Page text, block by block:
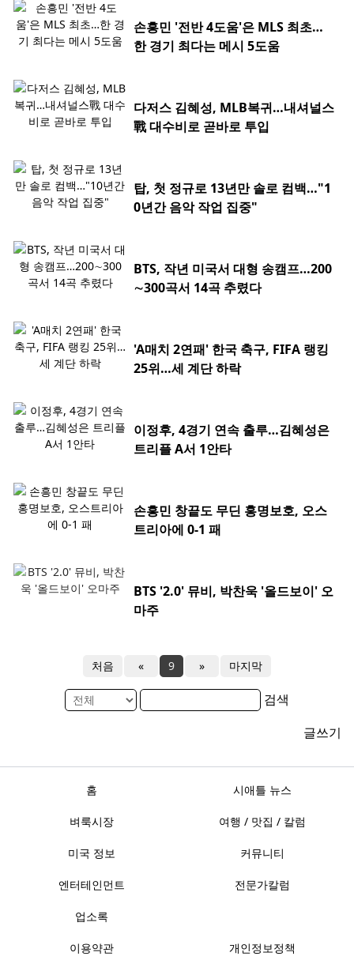
손흥민 '전반 4도움'은 MLS 최초…
한 경기 최다는 메시 5도움
다저스 김혜성, MLB복귀…내셔널스
戰 대수비로 곧바로 투입
탑, 첫 정규로 13년만 솔로 컴백…"1
0년간 음악 작업 집중"
BTS, 작년 미국서 대형 송캠프…200
∼300곡서 14곡 추렸다
'A매치 2연패' 한국 축구, FIFA 랭킹
25위…세 계단 하락
이정후, 4경기 연속 출루…김혜성은
트리플 A서 1안타
손흥민 창끝도 무딘 홍명보호, 오스
트리아에 0-1 패
BTS '2.0' 뮤비, 박찬욱 '올드보이' 오
마주
처음 « 9 » 마지막
검색
글쓰기
홈 시애틀 뉴스
벼룩시장 여행 / 맛집 / 칼럼
미국 정보 커뮤니티
엔터테인먼트 전문가칼럼
업소록
이용약관 개인정보정책